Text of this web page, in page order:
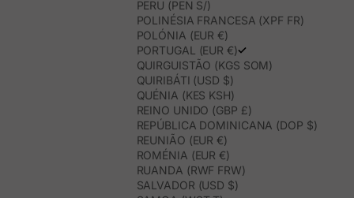
PERU (PEN S/)
POLINÉSIA FRANCESA (XPF FR)
POLÓNIA (EUR €)
PORTUGAL (EUR €)
QUIRGUISTÃO (KGS SOM)
QUIRIBÁTI (USD $)
QUÉNIA (KES KSH)
REINO UNIDO (GBP £)
REPÚBLICA DOMINICANA (DOP $)
REUNIÃO (EUR €)
ROMÉNIA (EUR €)
RUANDA (RWF FRW)
SALVADOR (USD $)